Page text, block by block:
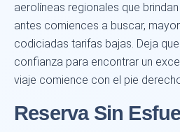
aerolíneas regionales que
antes comiences a buscar,
codiciadas tarifas bajas. Deja
confianza para encontrar un
viaje comience con el pie
Reserva Sin